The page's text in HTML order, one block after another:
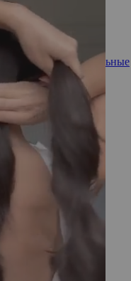
как профессиональные
и как его